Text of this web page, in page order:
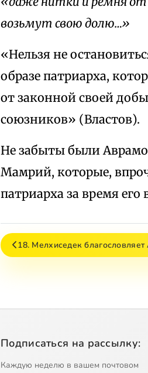
возьмут свою долю…»
«Нельзя не
образе патриарха,
от законной своей
союзников» (Властов).
Не забыты были
Мамрий, которые,
патриарха за время
18. Мелхиседек
Подписаться на рассылку:
Каждую неделю в вашем почтовом